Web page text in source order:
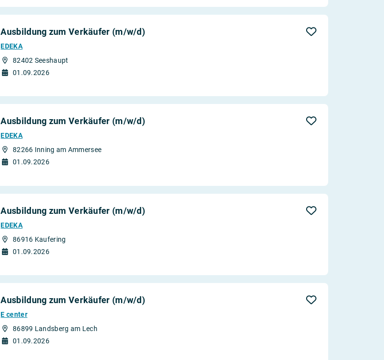
Ausbildung zum Verkäufer (m/w/d)
EDEKA
82402 Seeshaupt
01.09.2026
Ausbildung zum Verkäufer (m/w/d)
EDEKA
82266 Inning am Ammersee
01.09.2026
Ausbildung zum Verkäufer (m/w/d)
EDEKA
86916 Kaufering
01.09.2026
Ausbildung zum Verkäufer (m/w/d)
E center
86899 Landsberg am Lech
01.09.2026